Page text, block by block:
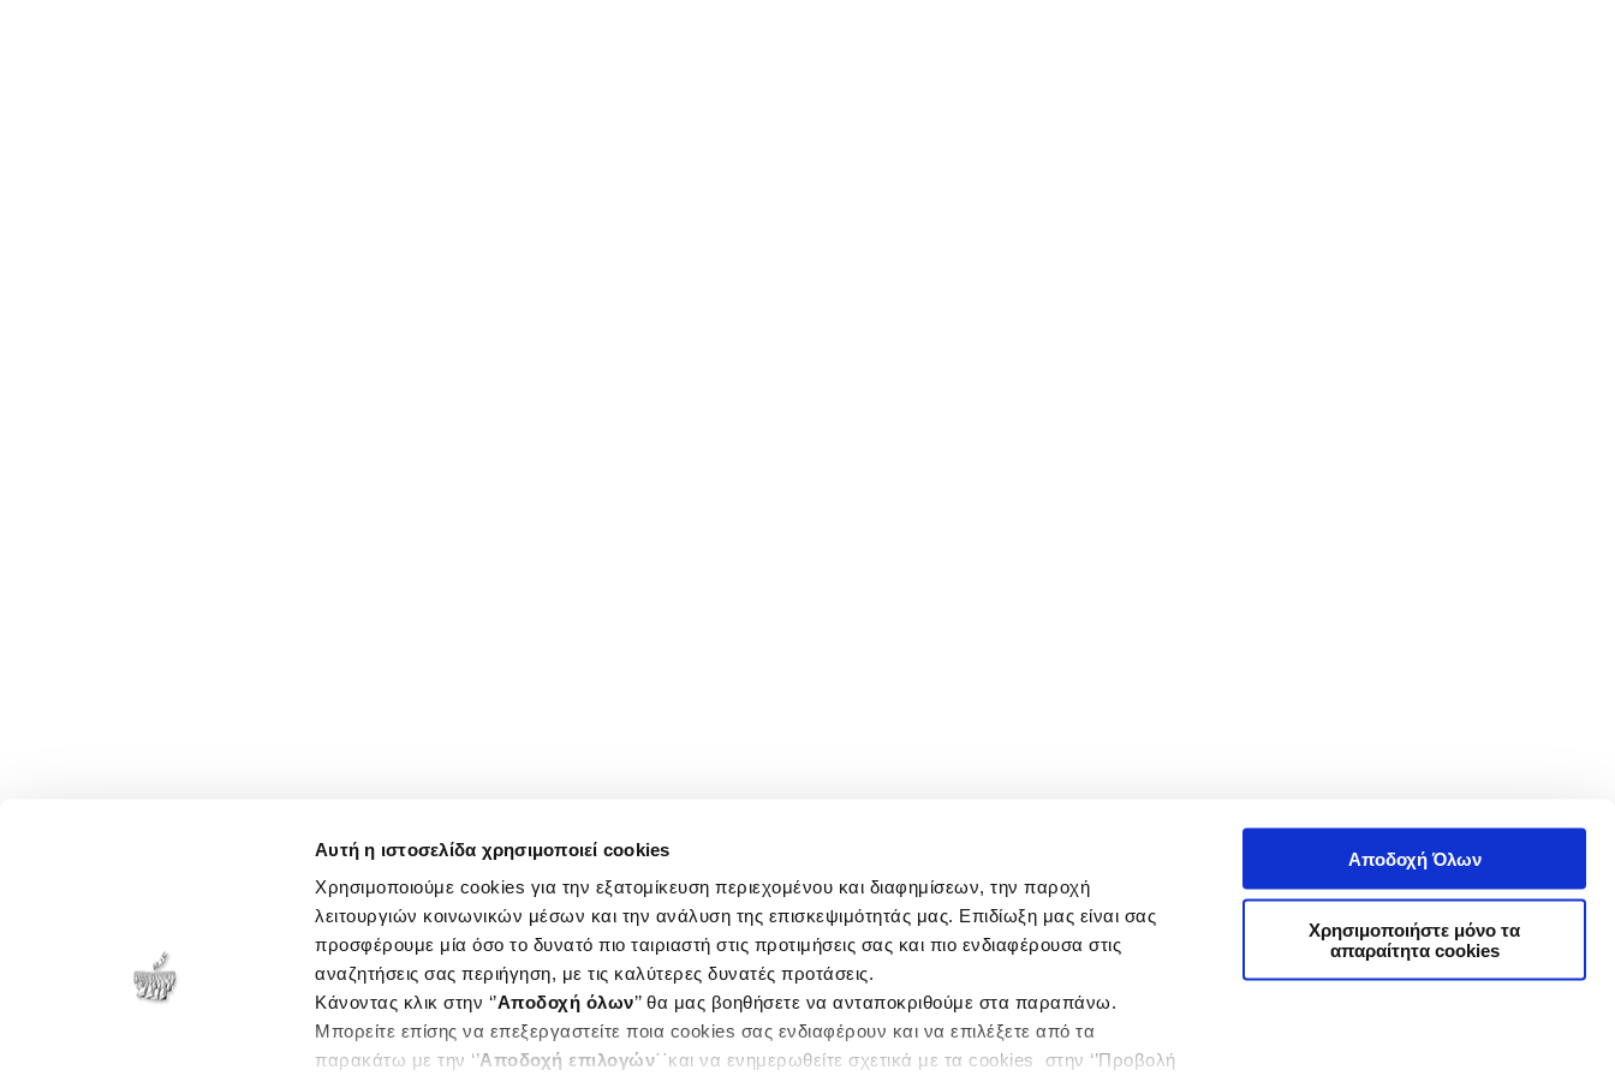
Αυτή η ιστοσελίδα χρησιμοποιεί cookies
Χρησιμοποιούμε cookies για την εξατομίκευση περιεχομένου και διαφημίσεων, την παροχή
λειτουργιών κοινωνικών μέσων και την ανάλυση της επισκεψιμότητάς μας. Επιδίωξη μας είναι σας
προσφέρουμε μία όσο το δυνατό πιο ταιριαστή στις προτιμήσεις σας και πιο ενδιαφέρουσα στις
αναζητήσεις σας περιήγηση, με τις καλύτερες δυνατές προτάσεις.
Κάνοντας κλικ στην ‘’Αποδοχή όλων’’ θα μας βοηθήσετε να ανταποκριθούμε στα παραπάνω.
Μπορείτε επίσης να επεξεργαστείτε ποια cookies σας ενδιαφέρουν και να επιλέξετε από τα
παρακάτω με την ‘’Αποδοχή επιλογών΄΄και να ενημερωθείτε σχετικά με τα cookies στην ‘’Προβολή
Αποδοχή Όλων
Χρησιμοποιήστε μόνο τα
απαραίτητα cookies